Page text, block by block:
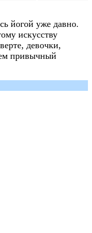
йогой уже давно.
искусству
девочки,
привычный